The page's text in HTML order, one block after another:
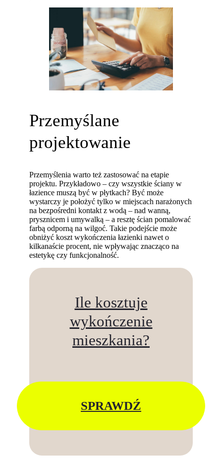
Przemyślane
projektowanie
Przemyślenia warto też zastosować na etapie
projektu. Przykładowo – czy wszystkie ściany w
łazience muszą być w płytkach? Być może
wystarczy je położyć tylko w miejscach narażonych
na bezpośredni kontakt z wodą – nad wanną,
prysznicem i umywalką – a resztę ścian pomalować
farbą odporną na wilgoć. Takie podejście może
obniżyć koszt wykończenia łazienki nawet o
kilkanaście procent, nie wpływając znacząco na
estetykę czy funkcjonalność.
Ile kosztuje
wykończenie
mieszkania?
SPRAWDŹ